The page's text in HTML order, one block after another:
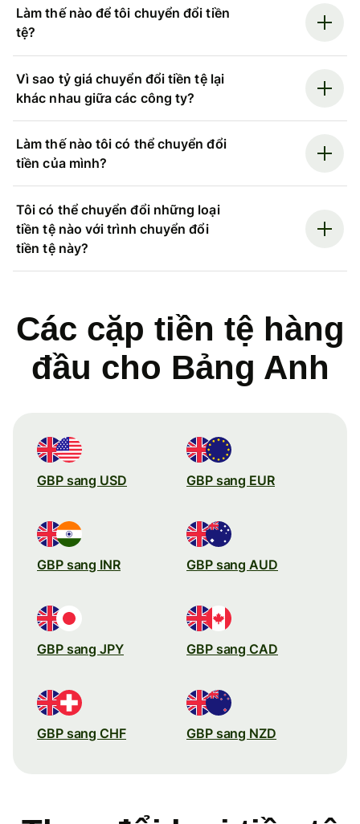
Làm thế nào để tôi chuyển đổi tiền
tệ?
Vì sao tỷ giá chuyển đổi tiền tệ lại
khác nhau giữa các công ty?
Làm thế nào tôi có thể chuyển đổi
tiền của mình?
Tôi có thể chuyển đổi những loại
tiền tệ nào với trình chuyển đổi
tiền tệ này?
Các cặp tiền tệ hàng
đầu cho Bảng Anh
GBP sang USD GBP sang EUR
GBP sang INR GBP sang AUD
GBP sang JPY GBP sang CAD
GBP sang CHF GBP sang NZD